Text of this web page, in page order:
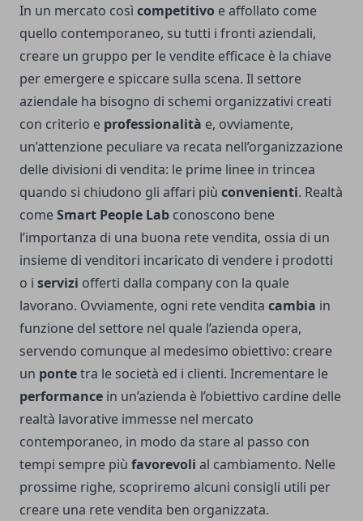
In un mercato così competitivo e affollato come
quello contemporaneo, su tutti i fronti aziendali,
creare un gruppo per le vendite efficace è la chiave
per emergere e spiccare sulla scena. Il settore
aziendale ha bisogno di schemi organizzativi creati
con criterio e professionalità e, ovviamente,
un’attenzione peculiare va recata nell’organizzazione
delle divisioni di vendita: le prime linee in trincea
quando si chiudono gli affari più convenienti. Realtà
comeSmart People Lab conoscono bene
l’importanza di una buona rete vendita, ossia di un
insieme di venditori incaricato di vendere i prodotti
o i servizi offerti dalla company con la quale
lavorano. Ovviamente, ogni rete vendita cambia in
funzione del settore nel quale l’azienda opera,
servendo comunque al medesimo obiettivo: creare
un pontetra le società ed i clienti. Incrementare le
performance in un’azienda è l’obiettivo cardine delle
realtà lavorative immesse nel mercato
contemporaneo, in modo da stare al passo con
tempi sempre più favorevoli al cambiamento. Nelle
prossime righe, scopriremo alcuni consigli utili per
creare una rete vendita ben organizzata.